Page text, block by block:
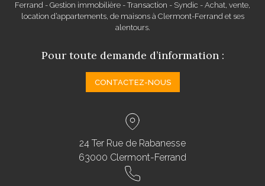
Ferrand - Gestion immobilière - Transaction - Syndic - Achat, vente,
location d’appartements, de maisons à Clermont-Ferrand et ses
alentours.
Pour toute demande d’information :
CONTACTEZ-NOUS
24 Ter Rue de Rabanesse
63000 Clermont-Ferrand